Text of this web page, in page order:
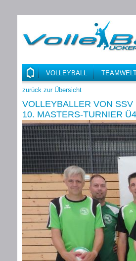
VOLLEYBALL
zurück zur Übersicht
VOLLEYBALLER VON
10. MASTERS-TURNIER